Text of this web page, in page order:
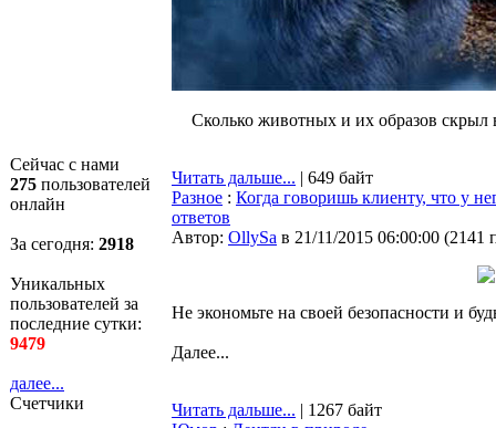
Сейчас с нами
275 пользователей
онлайн
За сегодня: 2918
Уникальных
пользователей за
последние сутки:
9479
далее...
Счетчики
Сколько животных и их образов скрыл
Читать дальше... | 649 байт
Разное : Когда говоришь клиенту, что у
ответов
Автор: OllySa в 21/11/2015 06:00:00 (2141
Не экономьте на своей безопасности и
Далее...
Читать дальше... | 1267 байт